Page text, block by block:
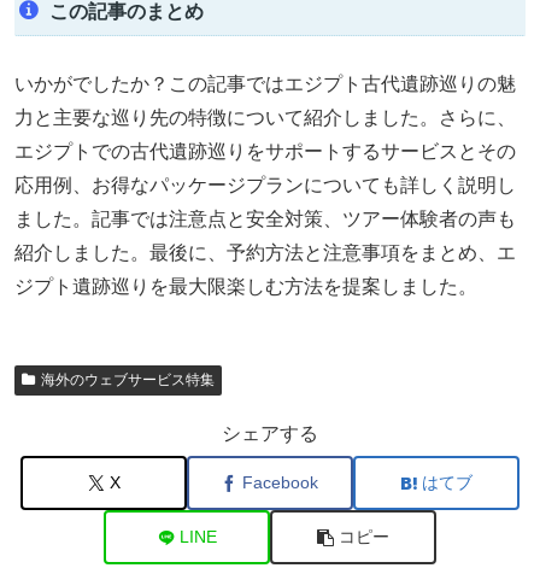
この記事のまとめ
いかがでしたか？この記事ではエジプト古代遺跡巡りの魅
力と主要な巡り先の特徴について紹介しました。さらに、
エジプトでの古代遺跡巡りをサポートするサービスとその
応用例、お得なパッケージプランについても詳しく説明し
ました。記事では注意点と安全対策、ツアー体験者の声も
紹介しました。最後に、予約方法と注意事項をまとめ、エ
ジプト遺跡巡りを最大限楽しむ方法を提案しました。
海外のウェブサービス特集
シェアする
X Facebook はてブ
LINE コピー